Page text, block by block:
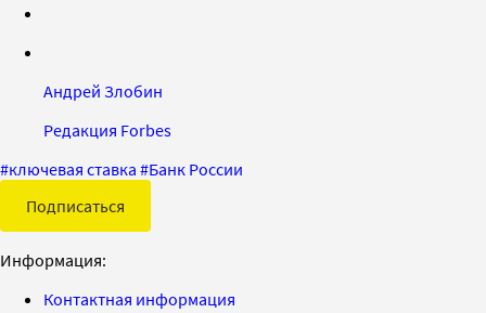
Андрей Злобин
Редакция Forbes
#ключевая ставка #Банк России
Подписаться
Информация:
Контактная информация